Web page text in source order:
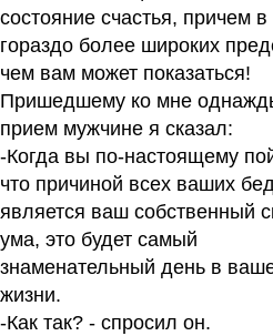
состояние счастья, причем в
гораздо более широких
чем вам может показаться!
Пришедшему ко мне
прием мужчине я сказал:
-Когда вы по-настоящему
что причиной всех ваших
является ваш собственный
ума, это будет самый
знаменательный день в
жизни.
-Как так? - спросил он.